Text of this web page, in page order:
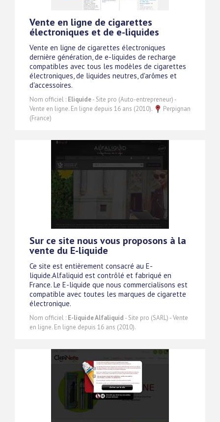
Vente en ligne de cigarettes
électroniques et de e-liquides
Vente en ligne de cigarettes électroniques
dernière génération, de e-liquides de recharge
compatibles avec tous les modèles de cigarettes
électroniques, de liquides neutres, d'arômes et
d'accessoires.
Nom officiel : Eliquide- Site pro (Auto-entrepreneur) -
Vente en ligne. En ligne depuis 16 ans (2010).
Perpignan
(France)
Sur ce site nous vous proposons à la
vente du E-liquide
Ce site est entièrement consacré au E-
liquide.Alfaliquid est contrôlé et fabriqué en
France. Le E-liquide que nous commercialisons est
compatible avec toutes les marques de cigarette
électronique.
Nom officiel : E-liquide Alfaliquid - Site pro (SARL) - Vente
en ligne. En ligne depuis 16 ans (2010).